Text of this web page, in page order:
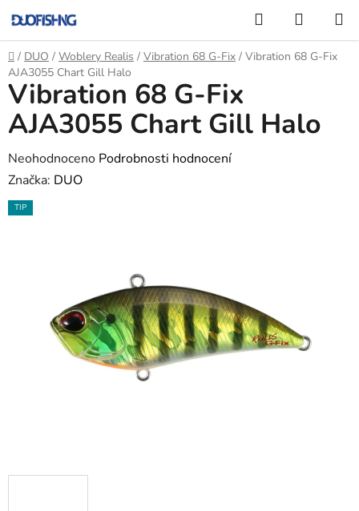
na
obsah
Hledat
KOŠÍK
Domů
/ DUO / Woblery Realis / Vibration 68 G-Fix / Vibration 68 G-Fix
AJA3055 Chart Gill Halo
Vibration 68 G-Fix
AJA3055 Chart Gill Halo
Průměrné
hodnocení
produktu
hvězdiček.
Neohodnoceno Podrobnosti hodnocení
Značka: DUO
TIP